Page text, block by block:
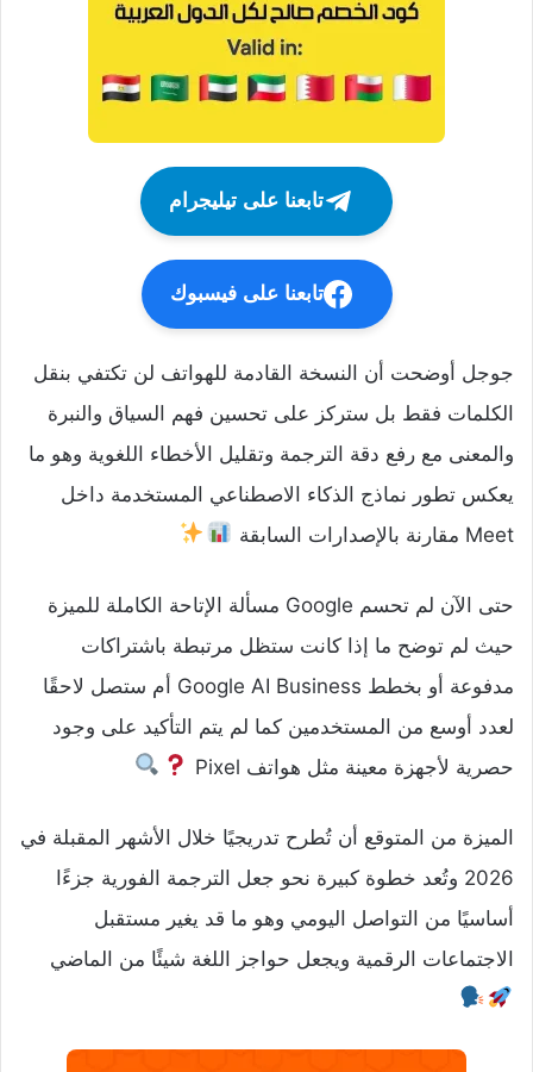
تابعنا على تيليجرام
تابعنا على فيسبوك
جوجل أوضحت أن النسخة القادمة للهواتف لن تكتفي بنقل
الكلمات فقط بل ستركز على تحسين فهم السياق والنبرة
والمعنى مع رفع دقة الترجمة وتقليل الأخطاء اللغوية وهو ما
يعكس تطور نماذج الذكاء الاصطناعي المستخدمة داخل
Meet مقارنة بالإصدارات السابقة
حتى الآن لم تحسم Google مسألة الإتاحة الكاملة للميزة
حيث لم توضح ما إذا كانت ستظل مرتبطة باشتراكات
مدفوعة أو بخطط Google AI Business أم ستصل لاحقًا
لعدد أوسع من المستخدمين كما لم يتم التأكيد على وجود
حصرية لأجهزة معينة مثل هواتف Pixel
الميزة من المتوقع أن تُطرح تدريجيًا خلال الأشهر المقبلة في
2026 وتُعد خطوة كبيرة نحو جعل الترجمة الفورية جزءًا
أساسيًا من التواصل اليومي وهو ما قد يغير مستقبل
الاجتماعات الرقمية ويجعل حواجز اللغة شيئًا من الماضي